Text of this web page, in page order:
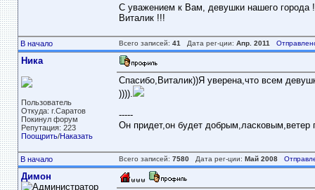
С уважением к Вам, девушки нашего города
Виталик !!!
В начало Всего записей: 41 Дата рег-ции: Апр. 2011
Ника
Пользователь
Откуда: г.Саратов
Покинул форум
Репутация: 223
Поощрить/Наказать
Спасибо,Виталик))Я уверена,что всем
)))).
-----
Он придет,он будет добрым,ласковым,ветер
В начало Всего записей: 7580Дата рег-ции: Май 2008
Димон